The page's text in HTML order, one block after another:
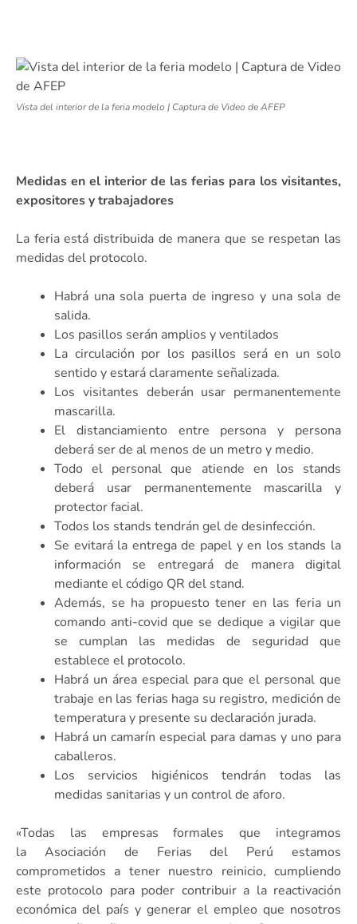
Vista del interior de la feria modelo | Captura de Video de AFEP
Medidas en el interior de las ferias para los visitantes,
expositores y trabajadores
La feria está distribuida de manera que se respetan las
medidas del protocolo.
Habrá una sola puerta de ingreso y una sola de
salida.
Los pasillos serán amplios y ventilados
La circulación por los pasillos será en un solo
sentido y estará claramente señalizada.
Los visitantes deberán usar permanentemente
mascarilla.
El distanciamiento entre persona y persona
deberá ser de al menos de un metro y medio.
Todo el personal que atiende en los stands
deberá usar permanentemente mascarilla y
protector facial.
Todos los stands tendrán gel de desinfección.
Se evitará la entrega de papel y en los stands la
información se entregará de manera digital
mediante el código QR del stand.
Además, se ha propuesto tener en las feria un
comando anti-covid que se dedique a vigilar que
se cumplan las medidas de seguridad que
establece el protocolo.
Habrá un área especial para que el personal que
trabaje en las ferias haga su registro, medición de
temperatura y presente su declaración jurada.
Habrá un camarín especial para damas y uno para
caballeros.
Los servicios higiénicos tendrán todas las
medidas sanitarias y un control de aforo.
«Todas las empresas formales que integramos
la Asociación de Ferias del Perú estamos
comprometidos a tener nuestro reinicio, cumpliendo
este protocolo para poder contribuir a la reactivación
económica del país y generar el empleo que nosotros